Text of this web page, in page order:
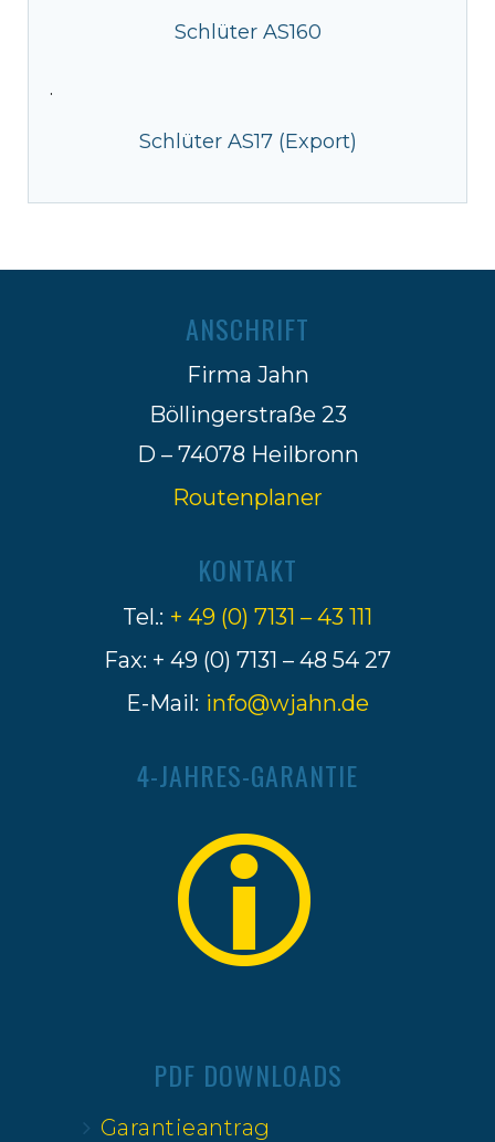
Schlüter AS160
·
Schlüter AS17 (Export)
ANSCHRIFT
Firma Jahn
Böllingerstraße 23
D – 74078 Heilbronn
Routenplaner
KONTAKT
Tel.: + 49 (0) 7131 – 43 111
Fax: + 49 (0) 7131 – 48 54 27
E-Mail: info@wjahn.de
4-JAHRES-GARANTIE
PDF DOWNLOADS
Garantieantrag